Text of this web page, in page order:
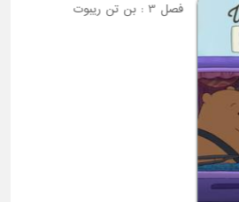
فصل 3 : بن تن ریبوت